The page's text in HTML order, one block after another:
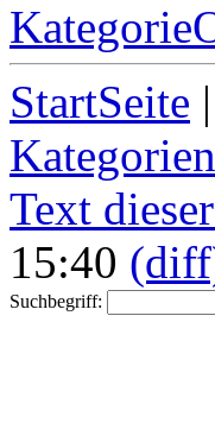
StartSeite |
Kategorien
Text
15:40
Suchbegriff: